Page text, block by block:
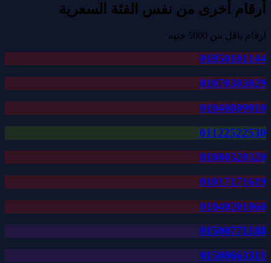
أرقام أخرى من نفس الفئة السعرية
ارقام باقل من 5000 جنيه
01050101144
01070303029
01040809010
01122522530
01080320320
01017171619
01040201060
01500771188
01500663311